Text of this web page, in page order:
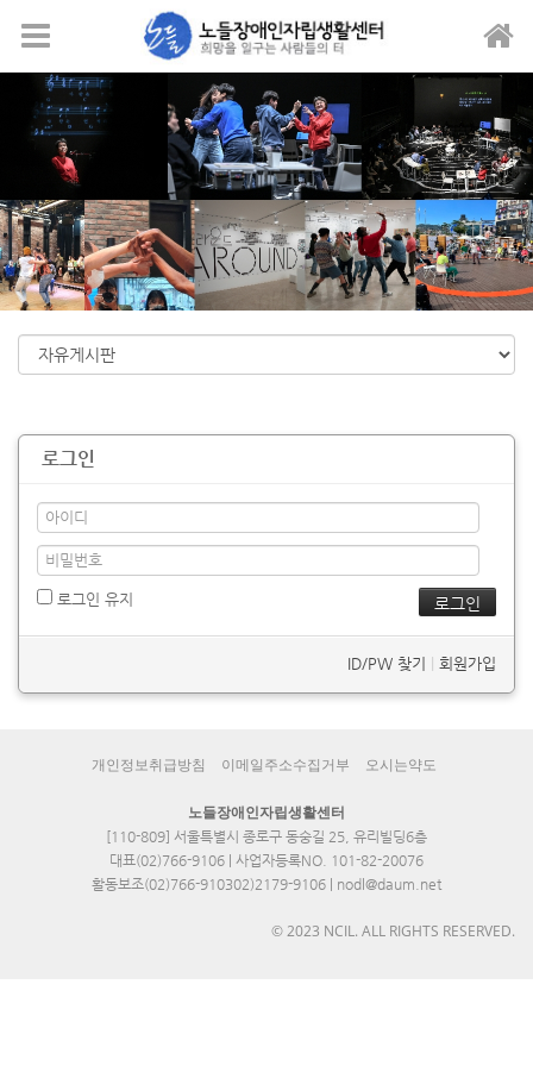
메뉴 건너뛰기
로그인
로그인 유지
ID/PW 찾기 회원가입
개인정보취급방침 이메일주소수집거부 오시는약도
노들장애인자립생활센터
[110-809] 서울특별시 종로구 동숭길 25, 유리빌딩6층
대표(02)766-9106 | 사업자등록NO. 101-82-20076
활동보조(02)766-910302)2179-9106 | nodl@daum.net
© 2023 NCIL. ALL RIGHTS RESERVED.